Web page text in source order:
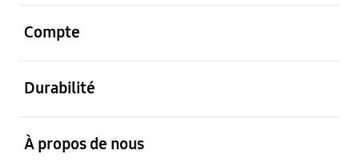
Compte
Durabilité
À propos de nous